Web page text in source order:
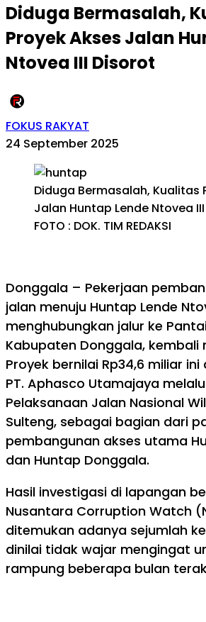
Diduga Bermasalah,
Proyek Akses Jalan
Ntovea III Disorot
FOKUS RAKYAT
24 September 2025
Diduga Bermasalah, Kualitas
Jalan Huntap Lende Ntovea
FOTO : DOK. TIM REDAKSI
Donggala – Pekerjaan
jalan menuju Huntap Lende
menghubungkan jalur ke
Kabupaten Donggala, kembali
Proyek bernilai Rp34,6 miliar
PT. Aphasco Utamajaya
Pelaksanaan Jalan Nasional
Sulteng, sebagai bagian dari
pembangunan akses utama
dan Huntap Donggala.
Hasil investigasi di lapangan
Nusantara Corruption Watch
ditemukan adanya sejumlah
dinilai tidak wajar mengingat
rampung beberapa bulan